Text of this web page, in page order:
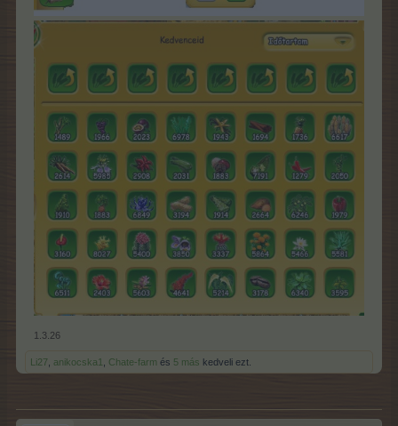
1.3.26
Li27 anikocska1 Chate-farm és 5 más kedveli ezt.